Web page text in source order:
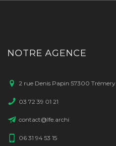
NOTRE AGENCE
2 rue Denis Papin 57300 Trémery
03 72 39 01 21
contact@lfe.archi
06 31 94 53 15